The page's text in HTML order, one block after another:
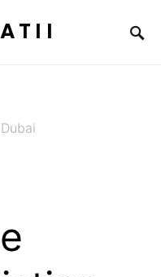
Dubai